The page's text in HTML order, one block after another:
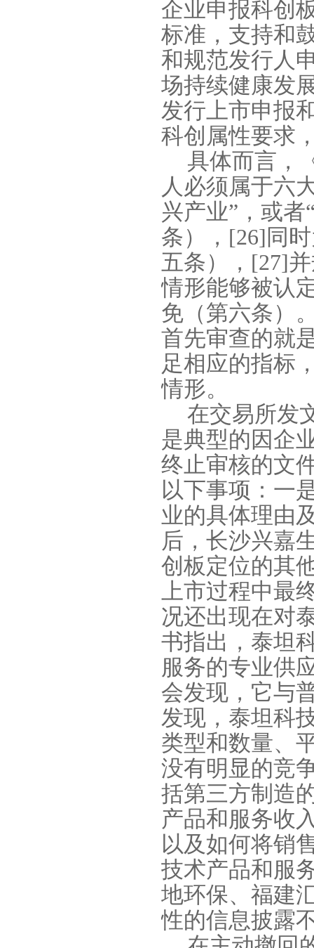
企业申报科创
标准，支持和
和规范发行人
场持续健康发
发行上市申报
科创属性要求
具体而言，
人必须属于六
兴产业”，或
条）， [26]同
五条）， [27]
情形能够被认
免（第六条）
首先审查的就
足相应的指标
情形。
在交易所发
是典型的因企
终止审核的文
以下事项：一
业的具体理由
后，长沙兴嘉
创板定位的其
上市过程中最
况还出现在对
书指出，泰坦
服务的专业供
会发现，它与
发现，泰坦科
类型和数量、
没有明显的竞
括第三方制造
产品和服务收
以及如何将销
技术产品和服
地环保、福建
性的信息披露